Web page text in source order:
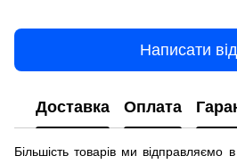
Написати
Доставка Оплата
Більшість товарів ми відправляємо